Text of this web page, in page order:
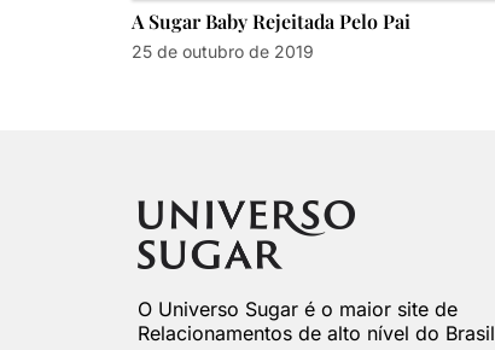
A Sugar Baby Rejeitada Pelo Pai
25 de outubro de 2019
O Universo Sugar é o maior site de
Relacionamentos de alto nível do Brasil